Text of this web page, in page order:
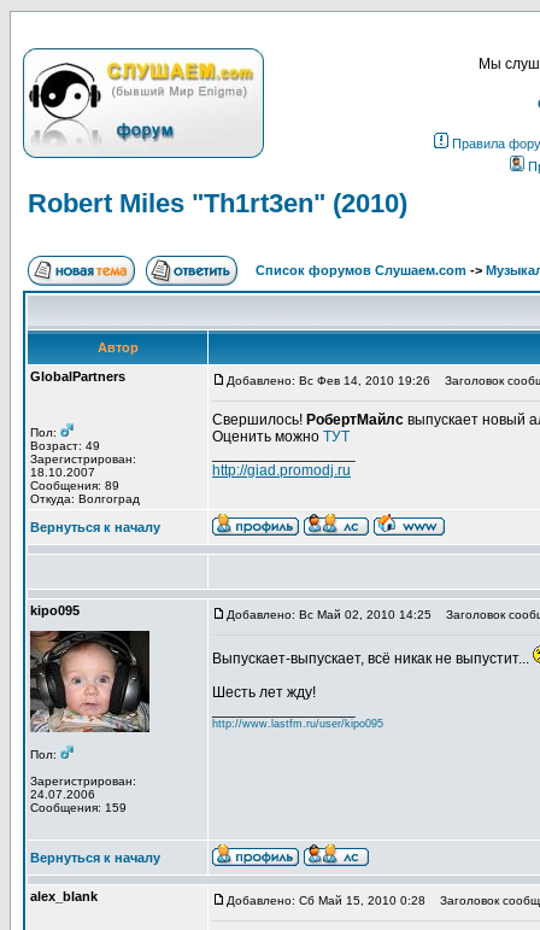
Мы
Правила
Robert Miles "Th1rt3en" (2010)
Список форумов Слушаем.com ->
Автор
GlobalPartners
Пол:
Возраст: 49
Зарегистрирован:
18.10.2007
Сообщения: 89
Откуда: Волгоград
Добавлено: Вс Фев 14, 2010 19:26 Заголовок
Свершилось! РобертМайлс выпускает новый
Оценить можно ТУТ
http://giad.promodj.ru
Вернуться к началу
kipo095
Пол:
Зарегистрирован:
24.07.2006
Сообщения: 159
Добавлено: Вс Май 02, 2010 14:25 Заголовок
Выпускает-выпускает, всё никак не выпустит...
Шесть лет жду!
http://www.lastfm.ru/user/kipo095
Вернуться к началу
alex_blank Добавлено: Сб Май 15, 2010 0:28 Заголовок